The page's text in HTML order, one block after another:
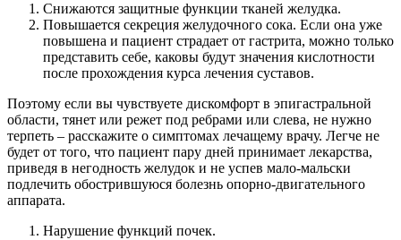
Снижаются защитные функции тканей желудка.
Повышается секреция желудочного сока. Если она уже
повышена и пациент страдает от гастрита, можно только
представить себе, каковы будут значения кислотности
после прохождения курса лечения суставов.
Поэтому если вы чувствуете дискомфорт в эпигастральной
области, тянет или режет под ребрами или слева, не нужно
терпеть – расскажите о симптомах лечащему врачу. Легче не
будет от того, что пациент пару дней принимает лекарства,
приведя в негодность желудок и не успев мало-мальски
подлечить обострившуюся болезнь опорно-двигательного
аппарата.
Нарушение функций почек.